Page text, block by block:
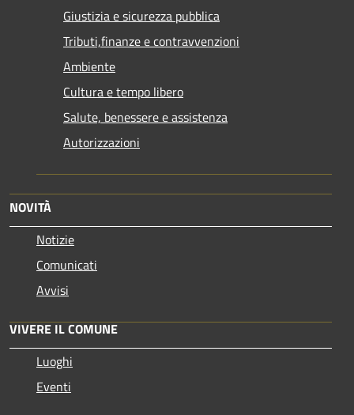
Giustizia e sicurezza pubblica
Tributi,finanze e contravvenzioni
Ambiente
Cultura e tempo libero
Salute, benessere e assistenza
Autorizzazioni
NOVITÀ
Notizie
Comunicati
Avvisi
VIVERE IL COMUNE
Luoghi
Eventi